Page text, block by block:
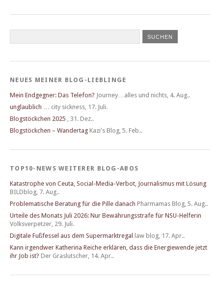
NEUES MEINER BLOG-LIEBLINGE
Mein Endgegner: Das Telefon? Journey…alles und nichts 4. Aug..
unglaublich …
city sickness 17. Juli.
Blogstöckchen 2025
31. Dez..
Blogstöckchen – Wandertag Kazi's Blog 5. Feb..
TOP10-NEWS WEITERER BLOG-ABOS
Katastrophe von Ceuta, Social-Media-Verbot, Journalismus mit Lösung
BILDblog 7. Aug..
Problematische Beratung für die Pille danach Pharmamas Blog 5. Aug..
Urteile des Monats Juli 2026: Nur Bewährungsstrafe für NSU-Helferin
Volksverpetzer 29. Juli.
Digitale Fußfessel aus dem Supermarktregal
law blog 17. Apr..
Kann irgendwer Katherina Reiche erklären, dass die Energiewende jetzt
ihr Job ist? Der Graslutscher 14. Apr..